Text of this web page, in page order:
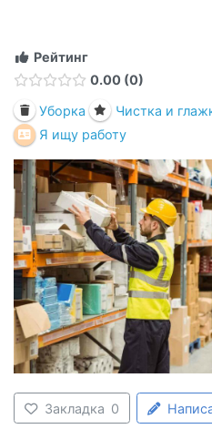
Рейтинг
0.00 0
Уборка
Чистка и
Я ищу работу
Закладка 0